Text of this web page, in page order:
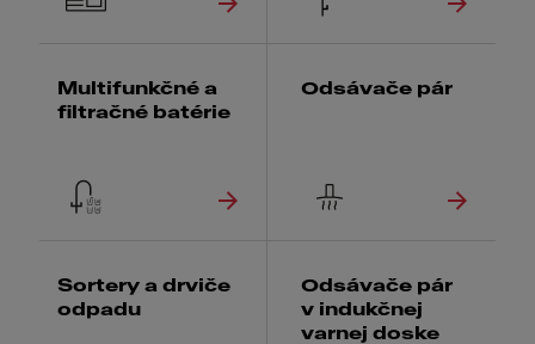
Multifunkčné a
filtračné batérie
Odsávače pár
Sortery a drviče
odpadu
Odsávače pár
v indukčnej
varnej doske